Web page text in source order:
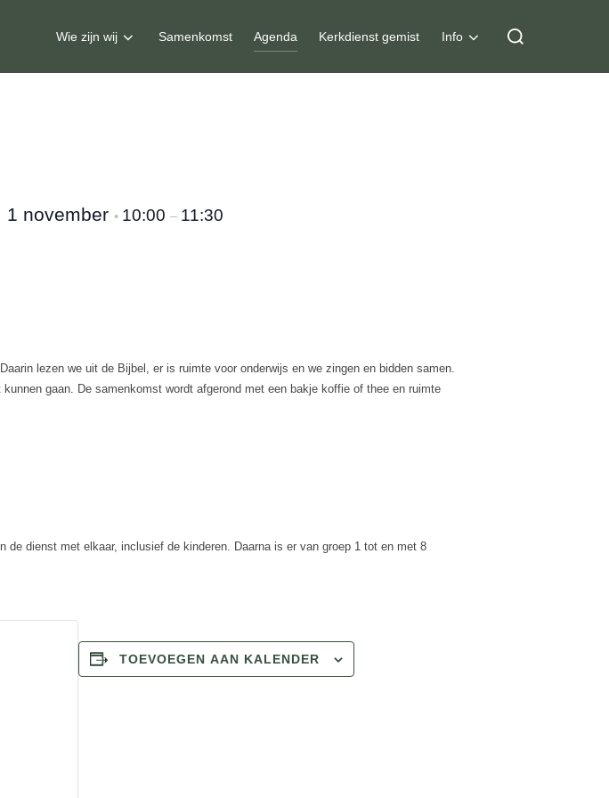
Wie zijn wij Samenkomst Agenda Kerkdienst gemist Info
Zoek
naar:
1 november • 10:00 – 11:30
lezen we uit de Bijbel, er is ruimte voor onderwijs en we zingen en bidden samen.
gaan. De samenkomst wordt afgerond met een bakje koffie of thee en ruimte
de dienst met elkaar, inclusief de kinderen. Daarna is er van groep 1 tot en met 8
TOEVOEGEN AAN KALENDER